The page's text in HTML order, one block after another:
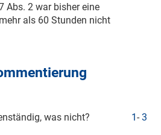
Abs. 2 war bisher eine
als 60 Stunden nicht
was nicht? 1- 3